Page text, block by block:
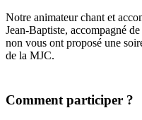
Notre animateur chant et
Jean-Baptiste, accompagné
non vous ont proposé une
de la MJC.
Comment participer ?